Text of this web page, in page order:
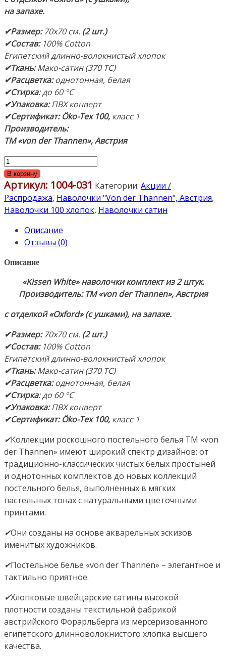
на запахе.
✔Размер:70х70 см. (2 шт.)
✔Состав:100% Cotton
Египетский длинно-волокнистый хлопок
✔Ткань:Мако-сатин (370 ТС)
✔Расцветка:однотонная, белая
✔Стирка: до 60 °С
✔Упаковка:ПВХ конверт
✔Сертификат: Öko-Tex 100, класс 1
Производитель:
ТМ «von der Thannen»,Австрия
Количество
товара
«Kissen
White».
Наволочки
70х70см.
шт.).
Мако-
сатин.
100%
Cotton
(Египетский
хлопок).
Производство:
ТМ
«von
der
Thannen»,
Австрия
В корзину
Артикул: 1004-031 Категории: Акции /
Распродажа, Наволочки "Von der Thannen", Австрия,
Наволочки 100 хлопок, Наволочки сатин
Описание
Отзывы (0)
Описание
«Kissen White» наволочки комплект из 2 штук.
Производитель: ТМ «von der Thannen», Австрия
с отделкой «Oxford» (с ушками), на запахе.
✔Размер:70х70 см. (2 шт.)
✔Состав:100% Cotton
Египетский длинно-волокнистый хлопок
✔Ткань:Мако-сатин (370 ТС)
✔Расцветка:однотонная, белая
✔Стирка: до 60 °С
✔Упаковка:ПВХ конверт
✔Сертификат: Öko-Tex 100, класс 1
✔Коллекции роскошного постельного белья ТМ «von
der Thannen» имеют широкий спектр дизайнов: от
традиционно-классических чистых белых простыней
и однотонных комплектов до новых коллекций
постельного белья, выполненных в мягких
пастельных тонах с натуральными цветочными
принтами.
✔Они созданы на основе акварельных эскизов
именитых художников.
✔Постельное белье «von der Thannen» – элегантное и
тактильно приятное.
✔Хлопковые швейцарские сатины высокой
плотности созданы текстильной фабрикой
австрийского Форарльберга из мерсеризованного
египетского длинноволокнистого хлопка высшего
качества.